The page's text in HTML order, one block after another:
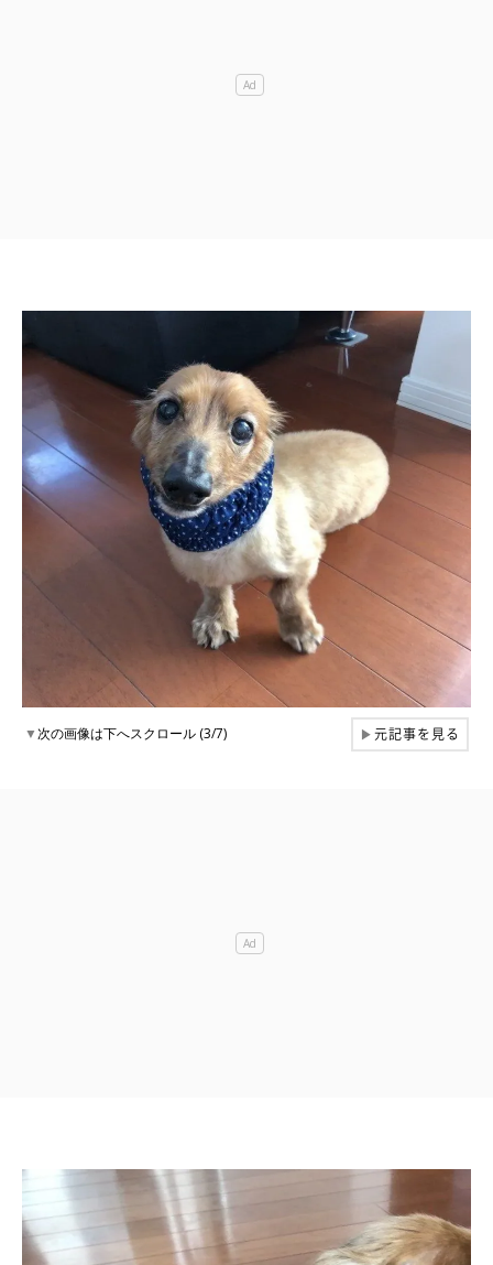
▼次の画像は下へスクロール (3/7) ▶元記事を見る